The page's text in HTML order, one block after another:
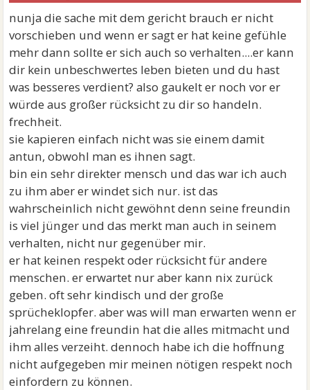
nunja die sache mit dem gericht brauch er nicht
vorschieben und wenn er sagt er hat keine gefühle
mehr dann sollte er sich auch so verhalten....er kann
dir kein unbeschwertes leben bieten und du hast
was besseres verdient? also gaukelt er noch vor er
würde aus großer rücksicht zu dir so handeln.
frechheit.
sie kapieren einfach nicht was sie einem damit
antun, obwohl man es ihnen sagt.
bin ein sehr direkter mensch und das war ich auch
zu ihm aber er windet sich nur. ist das
wahrscheinlich nicht gewöhnt denn seine freundin
is viel jünger und das merkt man auch in seinem
verhalten, nicht nur gegenüber mir.
er hat keinen respekt oder rücksicht für andere
menschen. er erwartet nur aber kann nix zurück
geben. oft sehr kindisch und der große
sprücheklopfer. aber was will man erwarten wenn er
jahrelang eine freundin hat die alles mitmacht und
ihm alles verzeiht. dennoch habe ich die hoffnung
nicht aufgegeben mir meinen nötigen respekt noch
einfordern zu können.